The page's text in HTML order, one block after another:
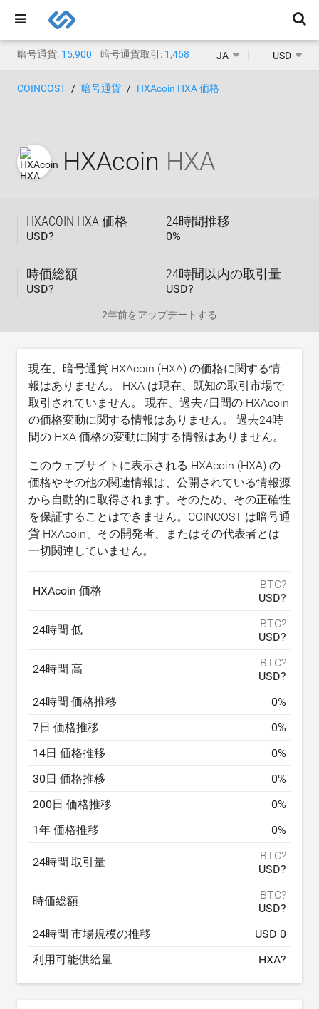
暗号通貨: 15,900 暗号通貨取引: 1,468 JA USD
COINCOST 暗号通貨 HXAcoin HXA 価格
HXAcoin HXA
HXACOIN HXA 価格
USD?
24時間推移
0%
時価総額
USD?
24時間以内の取引量
USD?
2年前をアップデートする
現在、暗号通貨 HXAcoin (HXA) の価格に関する情
報はありません。 HXA は現在、既知の取引市場で
取引されていません。 現在、過去7日間の HXAcoin
の価格変動に関する情報はありません。 過去24時
間の HXA 価格の変動に関する情報はありません。
このウェブサイトに表示される HXAcoin (HXA) の
価格やその他の関連情報は、公開されている情報源
から自動的に取得されます。そのため、その正確性
を保証することはできません。COINCOST は暗号通
貨 HXAcoin、その開発者、またはその代表者とは
一切関連していません。
HXAcoin 価格
BTC?
USD?
24時間 低
BTC?
USD?
24時間 高
BTC?
USD?
24時間 価格推移
0%
7日 価格推移
0%
14日 価格推移
0%
30日 価格推移
0%
200日 価格推移
0%
1年 価格推移
0%
24時間 取引量
BTC?
USD?
時価総額
BTC?
USD?
24時間 市場規模の推移
USD 0
利用可能供給量
HXA?